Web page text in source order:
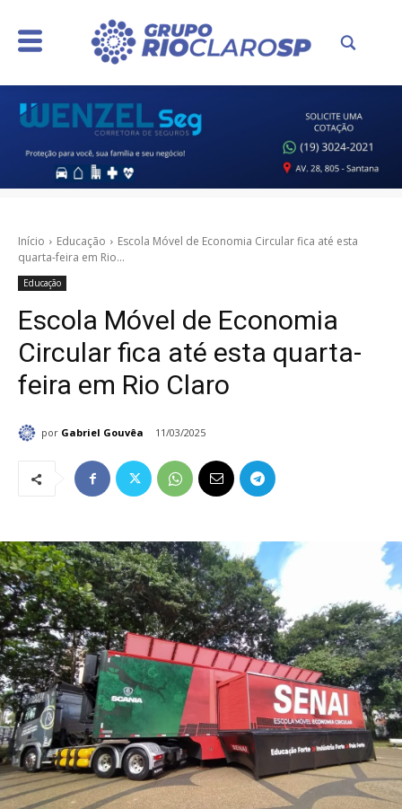
Início Educação
Escola Móvel de Economia Circular fica até esta
quarta-feira em Rio...
Educação
Escola Móvel de Economia
Circular fica até esta quarta-
feira em Rio Claro
por Gabriel Gouvêa 11/03/2025